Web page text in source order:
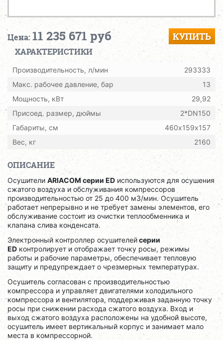
Цена: 11 235 671 руб КУПИТЬ
ХАРАКТЕРИСТИКИ
Производительность, л/мин
293333
Макс. рабочее давление, бар
13
Мощность, кВт
29,92
Присоед. размер, дюймы
2*DN150
Габариты, см
460х159х157
Вес, кг
2160
ОПИСАНИЕ
Осушители ARIACOM серии ED используются для осушения
сжатого воздуха и обслуживания компрессоров
производительностью от 25 до 400 м3/мин. Осушитель
работает непрерывно и не требует замены элементов, его
обслуживание состоит из очистки теплообменника и
клапана слива конденсата.
Электронный контроллер осушителейсерии
ED контролирует и отображает точку росы, режимы
работы и рабочие параметры, обеспечивает тепловую
защиту и предупреждает о чрезмерных температурах.
Осушитель согласован с производительностью
компрессора и управляет двигателями холодильного
компрессора и вентилятора, поддерживая заданную точку
росы при снижении расхода сжатого воздуха. Вход и
выход сжатого воздуха расположены на удобной высоте,
осушитель имеет вертикальный корпус и занимает мало
места в компрессорной.